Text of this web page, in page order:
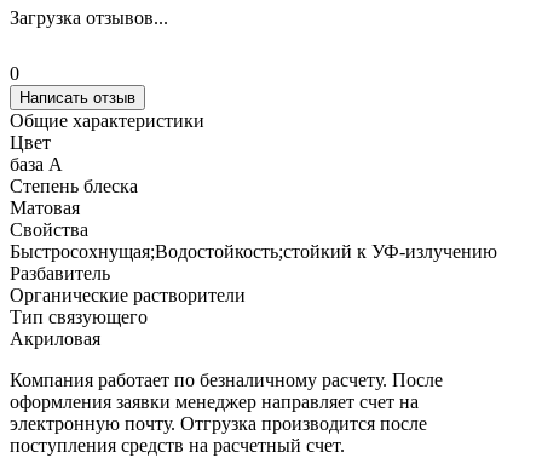
Загрузка отзывов...
0
Написать отзыв
Общие характеристики
Цвет
база А
Степень блеска
Матовая
Свойства
Быстросохнущая;Водостойкость;стойкий к УФ-излучению
Разбавитель
Органические растворители
Тип связующего
Акриловая
Компания работает по безналичному расчету. После
оформления заявки менеджер направляет счет на
электронную почту. Отгрузка производится после
поступления средств на расчетный счет.